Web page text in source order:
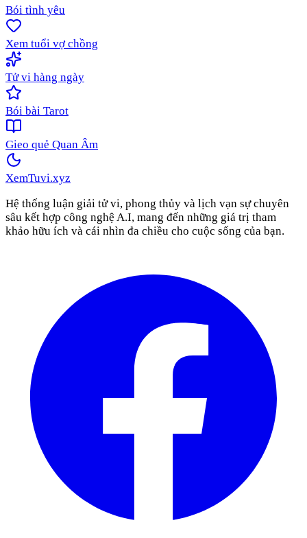
Bói tình yêu
Xem tuổi vợ chồng
Tử vi hàng ngày
Bói bài Tarot
Gieo quẻ Quan Âm
XemTuvi.xyz
Hệ thống luận giải tử vi, phong thủy và lịch vạn sự chuyên
sâu kết hợp công nghệ A.I, mang đến những giá trị tham
khảo hữu ích và cái nhìn đa chiều cho cuộc sống của bạn.